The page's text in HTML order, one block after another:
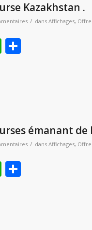
Kazakhstan .
/ dans Affichages,
WhatsApp
émanant
/ dans Affichages,
WhatsApp